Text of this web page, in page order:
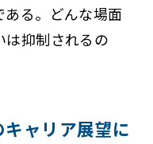
る。どんな場面
は抑制されるの
ャリア展望に